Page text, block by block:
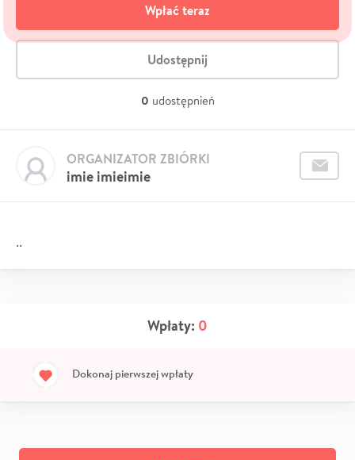
Wpłać teraz
Udostępnij
0 udostępnień
imie imieimie
ORGANIZATOR ZBIÓRKI
..
Wpłaty: 0
Dokonaj pierwszej wpłaty